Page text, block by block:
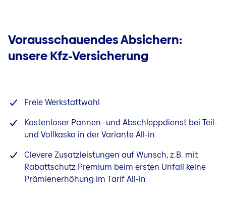
Kunst
Reisegepäck
Unfall von Kindern
Unfall Assistenzleistung
Krankenversicherung
Tierkrankenversicherung
Wohnen im Speckgürtel
Hybride Immobilien
Barrierefreier Umbau
Energiemaßnahmen
Erneuerbare Energien
Energetisch sanieren
Vorausschauendes Absichern:
unsere Kfz-Versicherung
Freie Werkstattwahl
Kostenloser Pannen- und Abschleppdienst bei Teil-
und Vollkasko in der Variante All-in
Clevere Zusatzleistungen auf Wunsch, z.B. mit
Rabattschutz Premium beim ersten Unfall keine
Prämienerhöhung im Tarif All-in